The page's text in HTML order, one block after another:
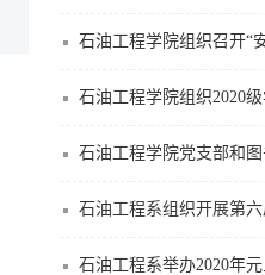
石油工程学院组织召开“
石油工程学院组织2020
石油工程学院党支部和
石油工程系组织开展第
石油工程系举办2020年